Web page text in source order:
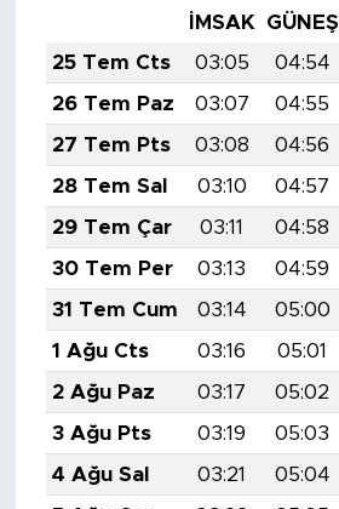
İMSAK GÜNEŞ
25 Tem Cts
03:05 04:54
26 Tem Paz
03:07 04:55
27 Tem Pts
03:08 04:56
28 Tem Sal
03:10 04:57
29 Tem Çar
03:11 04:58
30 Tem Per
03:13 04:59
31 Tem Cum
03:14 05:00
1 Ağu Cts
03:16 05:01
2 Ağu Paz
03:17 05:02
3 Ağu Pts
03:19 05:03
4 Ağu Sal
03:21 05:04